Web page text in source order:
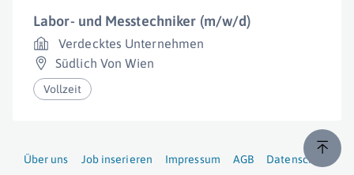
Labor- und Messtechniker (m/w/d)
Verdecktes Unternehmen
Südlich Von Wien
Vollzeit
Über uns Job inserieren Impressum AGB Datenschutz